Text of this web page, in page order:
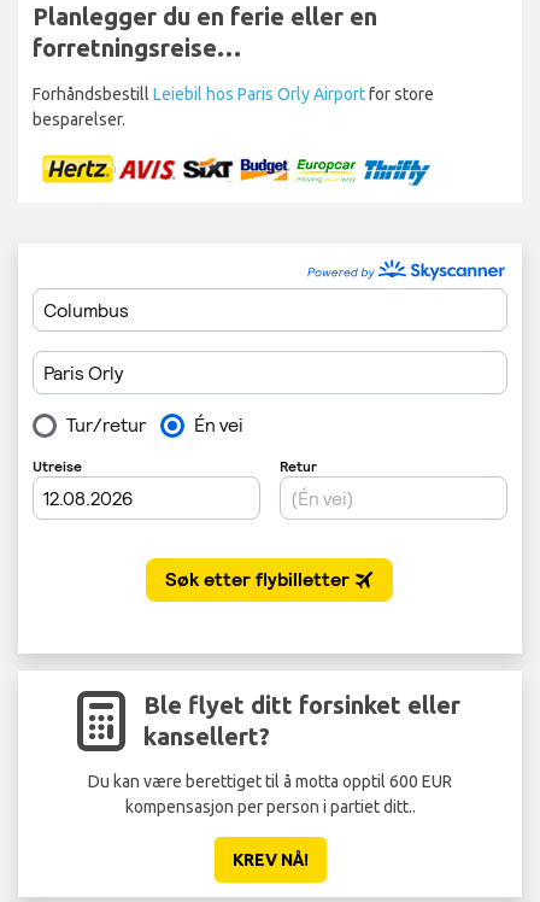
Planlegger du en ferie eller en
forretningsreise…
Forhåndsbestill Leiebil hos Paris Orly Airportfor store
besparelser.
Ble flyet ditt forsinket eller
kansellert?
Du kan være berettiget til å motta opptil 600 EUR
kompensasjon per person i partiet ditt..
KREV NÅ!